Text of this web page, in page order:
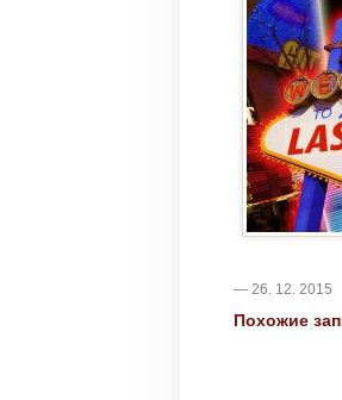
— 26. 12. 2015
Похожие